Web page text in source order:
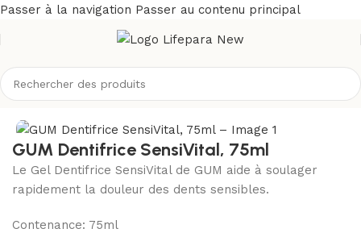
Passer à la navigation Passer au contenu principal
/Boutique/Hygiène/Soins buccodentaires/Dentifrices
GUM Dentifrice SensiVital, 75ml
Le Gel Dentifrice SensiVital de GUM aide à soulager
rapidement la douleur des dents sensibles.
Contenance: 75ml